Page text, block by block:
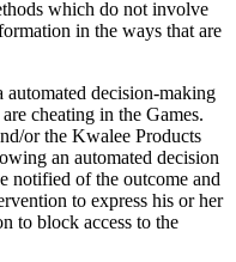
which do not involve
in the ways that are
automated decision-making
cheating in the Games.
or the Kwalee Products
an automated decision
notified of the outcome and
to express his or her
to block access to the